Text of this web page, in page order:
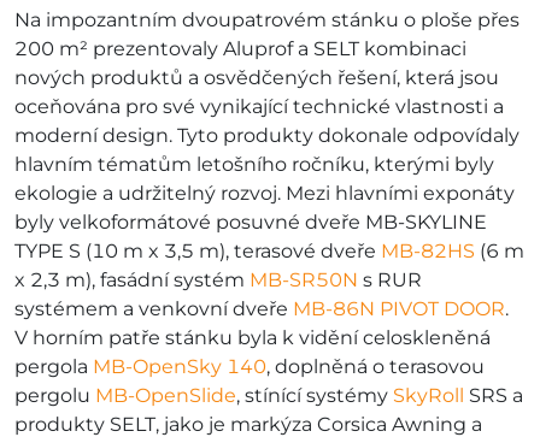
Na impozantním dvoupatrovém stánku o ploše přes
200 m² prezentovaly Aluprof a SELT kombinaci
nových produktů a osvědčených řešení, která jsou
oceňována pro své vynikající technické vlastnosti a
moderní design. Tyto produkty dokonale odpovídaly
hlavním tématům letošního ročníku, kterými byly
ekologie a udržitelný rozvoj. Mezi hlavními exponáty
byly velkoformátové posuvné dveře MB-SKYLINE
TYPE S (10 m x 3,5 m), terasové dveře MB-82HS (6 m
x 2,3 m), fasádní systém MB-SR50N s RUR
systémem a venkovní dveře MB-86N PIVOT DOOR.
V horním patře stánku byla k vidění celoskleněná
pergola MB-OpenSky 140, doplněná o terasovou
pergolu MB-OpenSlide, stínící systémy SkyRoll SRS a
produkty SELT, jako je markýza Corsica Awning a